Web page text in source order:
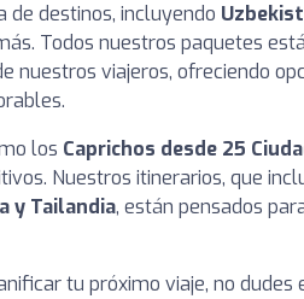
de destinos, incluyendo
Todos nuestros paquetes
nuestros viajeros, ofreciendo
los Caprichos desde 25
Nuestros itinerarios, que
y Tailandia, están pensados
tu próximo viaje, no